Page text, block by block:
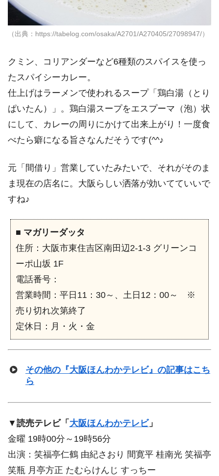
（出典：https://tabelog.com/osaka/A2701/A270405/27098947/）
クミン、コリアンダーなど6種類のスパイスを使っ
たスパイシーカレー。
仕上げはラーメンで使われるスープ「鶏白湯（とり
ぱいたん）」。鶏白湯スープをエスプーマ（泡）状
にして、カレーの周りにかけて出来上がり！一度食
べたら癖になる旨さなんだそうです(^^♪
元「間借り」営業していたみたいで、それがそのま
ま現在の店名に。大阪らしい洒落が効いてていいで
すね♪
■ マガリーダッタ
住所：大阪市東住吉区南田辺2-1-3 グリーンコ
ーポ山坂 1F
電話番号：
営業時間：平日11：30～、土日12：00～ ※
売り切れ次第終了
定休日：月・火・金
その他の『大阪ほんわかテレビ』の記事はこち
ら
▼ 読売テレビ「 大阪ほんわかテレビ」
金曜 19時00分～19時56分
出演：笑福亭仁鶴 由紀さおり 間寛平 桂南光 笑福亭
笑瓶 月亭方正 たむらけんじ すっちー